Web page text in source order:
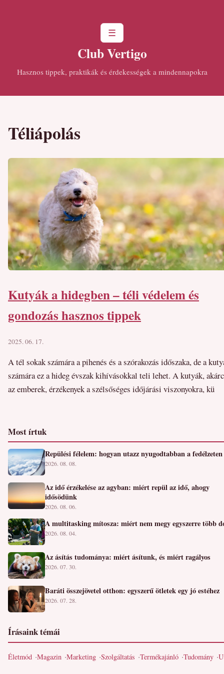
☰
Club Vertigo
Hasznos tippek, praktikák és érdekességek a mindennapokra
Téliápolás
Kutyák a hidegben – téli védelem és
gondozás hasznos tippek
2025. 06. 17.
A tél sokak számára a pihenés és a szórakozás időszaka, de a
számára ez a hideg évszak kihívásokkal teli lehet. A kutyák,
az emberek, érzékenyek a szélsőséges időjárási viszonyokra, kü
Most írtuk
Repülési félelem: hogyan utazz nyugodtabban a fedélzeten
2026. 08. 08.
Az idő érzékelése az agyban: miért repül az idő, ahogy
idősödünk
2026. 08. 06.
A multitasking mítosza: miért nem megy egyszerre több
2026. 08. 04.
Az ásítás tudománya: miért ásítunk, és miért ragályos
2026. 07. 30.
Baráti összejövetel otthon: egyszerű ötletek egy jó estéhez
2026. 07. 28.
Írásaink témái
Életmód Magazin Marketing Szolgáltatás Termékajánló Tudomány